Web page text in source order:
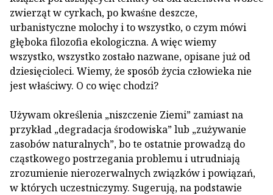
zwierząt w cyrkach, po kwaśne deszcze,
urbanistyczne molochy i to wszystko, o czym mówi
głęboka filozofia ekologiczna. A więc wiemy
wszystko, wszystko zostało nazwane, opisane już od
dziesięcioleci. Wiemy, że sposób życia człowieka nie
jest właściwy. O co więc chodzi?
Używam określenia „niszczenie Ziemi” zamiast na
przykład „degradacja środowiska” lub „zużywanie
zasobów naturalnych”, bo te ostatnie prowadzą do
cząstkowego postrzegania problemu i utrudniają
zrozumienie nierozerwalnych związków i powiązań,
w których uczestniczymy. Sugerują, na podstawie